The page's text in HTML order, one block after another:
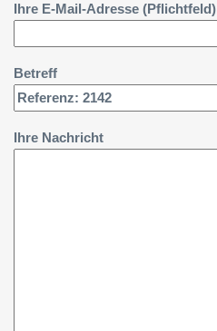
Ihre E-Mail-Adresse (Pflichtfeld)
Betreff
Ihre Nachricht